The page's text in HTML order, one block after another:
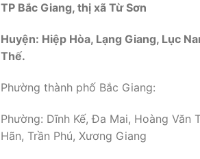
TP Bắc Giang, thị xã Từ Sơn
Huyện: Hiệp Hòa, Lạng Giang, Lục
Thế.
Phường thành phố Bắc Giang:
Phường: Dĩnh Kế, Đa Mai, Hoàng Văn
Hãn, Trần Phú, Xương Giang